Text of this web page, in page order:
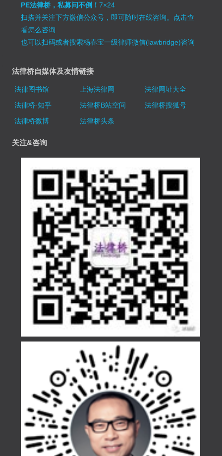
PE法律桥，私募问不倒！7×24
扫描并关注下方微信公众号，即可随时在线咨询。 点击查
看怎么咨询
也可以扫码或者搜索杨春宝一级律师微信(lawbridge)咨询
法律桥自媒体及友情链接
法律图书馆 上海法律网
法律网址大全
法律桥-知乎
法律桥B站空间
法律桥搜狐号
法律桥微博
法律桥头条
关注&咨询